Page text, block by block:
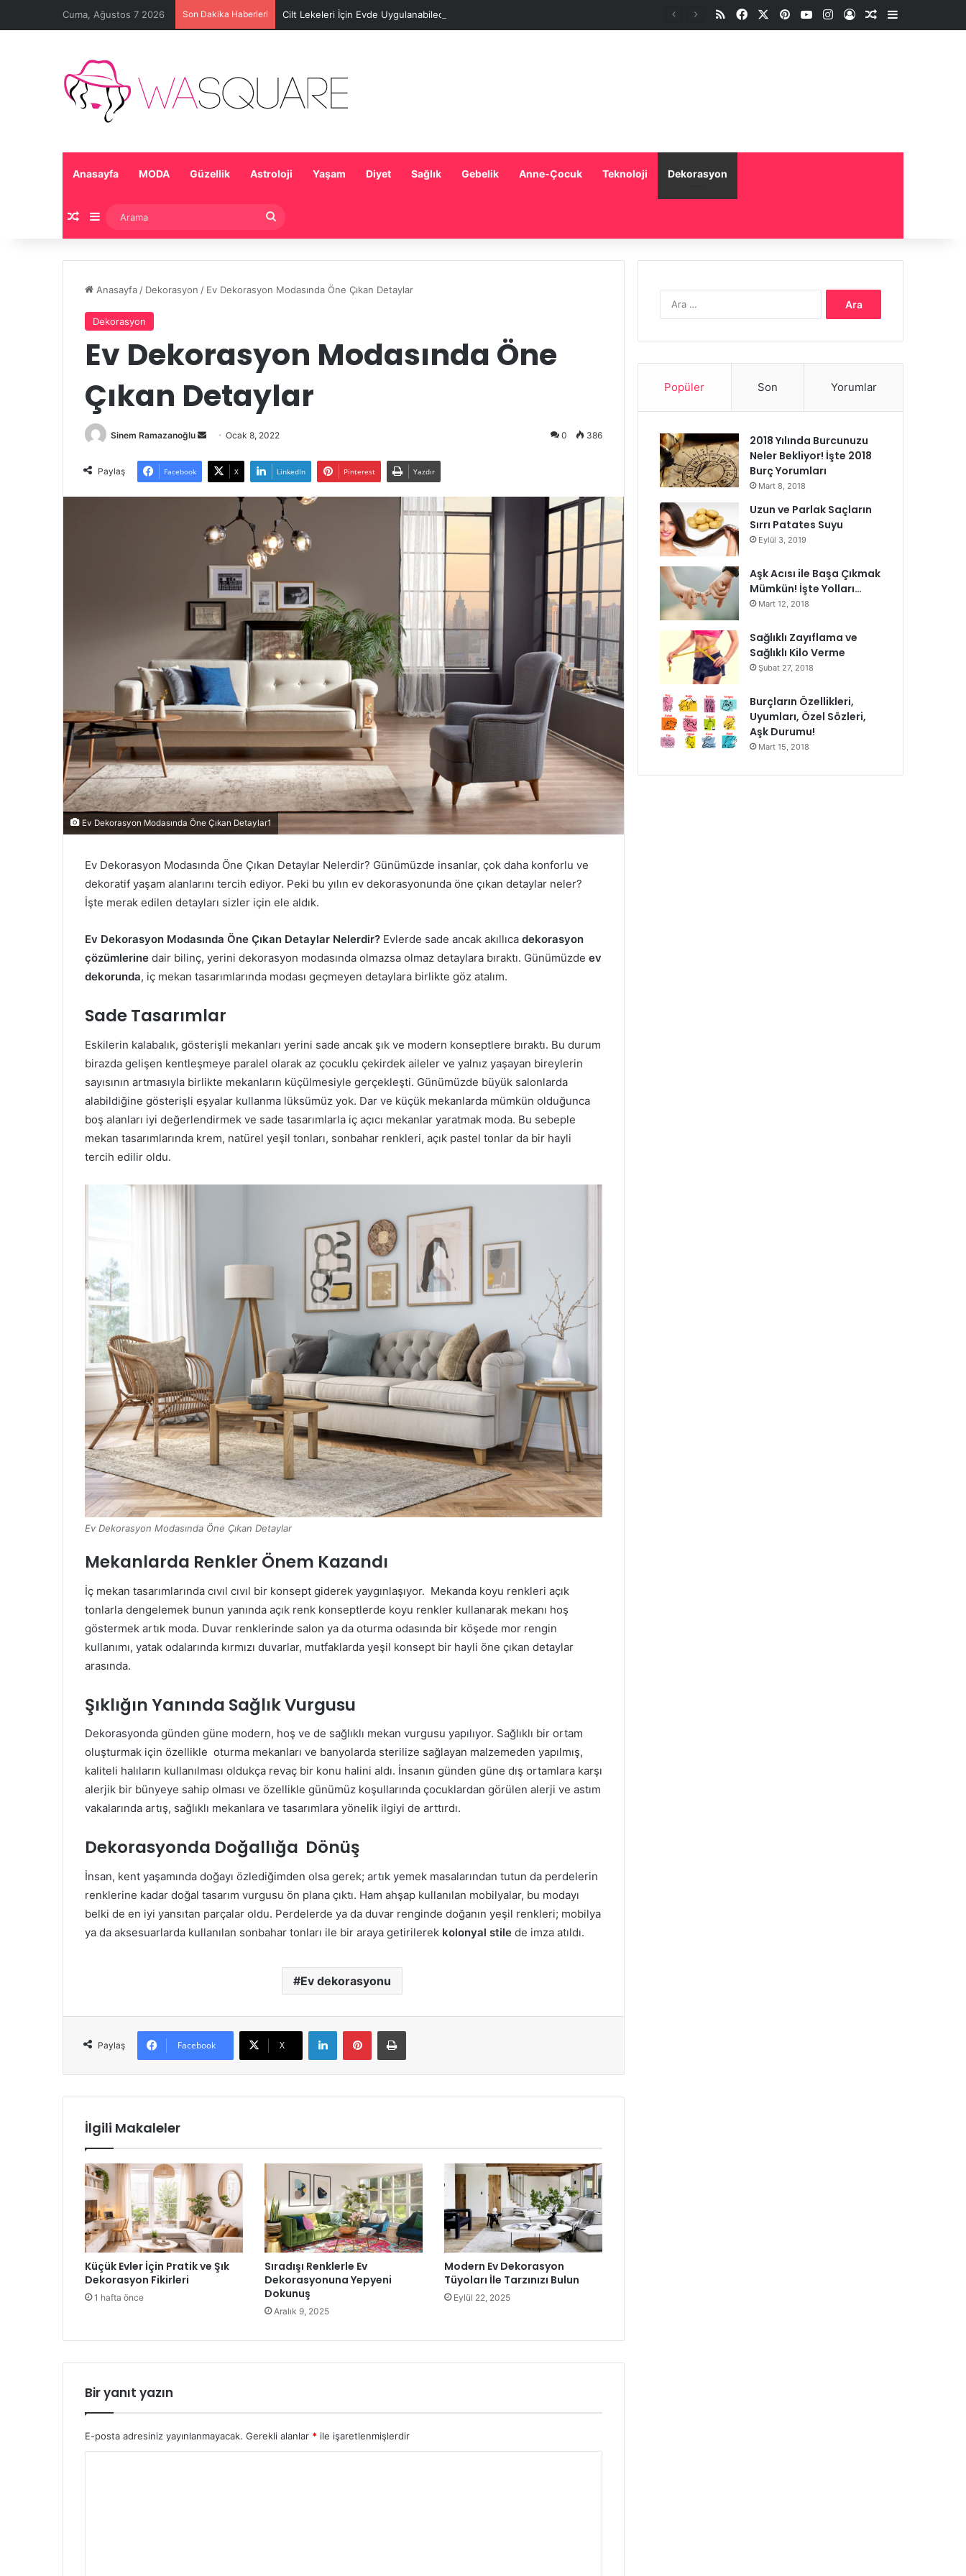
Cuma, Ağustos 7 2026 Son Dakika Haberleri Cilt Lekeleri İçin Evde Uygulanabilecek Basit Maskeler RSSFacebookPinterestYouTubeInstagramOturum aç
Rastgele Makale
Kenar
Anasayfa MODA Güzellik Astroloji Yaşam Diyet Sağlık Gebelik Anne-Çocuk Teknoloji Dekorasyon
Rastgele Makale
Kenar Bölmesi
Anasayfa / Dekorasyon / Ev Dekorasyon Modasında Öne Çıkan Detaylar
Dekorasyon
Ev Dekorasyon Modasında Öne
Çıkan Detaylar
Sinem Ramazanoğlu
Bir
posta
Ocak 8, 2022 0 386
Paylaş Facebook X LinkedIn Pinterest Yazdır
Ev Dekorasyon Modasında Öne Çıkan Detaylar1
Ev Dekorasyon Modasında Öne Çıkan Detaylar Nelerdir? Günümüzde insanlar, çok daha konforlu ve
dekoratif yaşam alanlarını tercih ediyor. Peki bu yılın ev dekorasyonunda öne çıkan detaylar neler?
İşte merak edilen detayları sizler için ele aldık.
Ev Dekorasyon Modasında Öne Çıkan Detaylar Nelerdir? Evlerde sade ancak akıllıca dekorasyon
çözümlerine dair bilinç, yerini dekorasyon modasında olmazsa olmaz detaylara bıraktı. Günümüzde ev
dekorunda, iç mekan tasarımlarında modası geçmeyen detaylara birlikte göz atalım.
Sade Tasarımlar
Eskilerin kalabalık, gösterişli mekanları yerini sade ancak şık ve modern konseptlere bıraktı. Bu durum
birazda gelişen kentleşmeye paralel olarak az çocuklu çekirdek aileler ve yalnız yaşayan bireylerin
sayısının artmasıyla birlikte mekanların küçülmesiyle gerçekleşti. Günümüzde büyük salonlarda
alabildiğine gösterişli eşyalar kullanma lüksümüz yok. Dar ve küçük mekanlarda mümkün olduğunca
boş alanları iyi değerlendirmek ve sade tasarımlarla iç açıcı mekanlar yaratmak moda. Bu sebeple
mekan tasarımlarında krem, natürel yeşil tonları, sonbahar renkleri, açık pastel tonlar da bir hayli
tercih edilir oldu.
Ev Dekorasyon Modasında Öne Çıkan Detaylar
Mekanlarda Renkler Önem Kazandı
İç mekan tasarımlarında cıvıl cıvıl bir konsept giderek yaygınlaşıyor. Mekanda koyu renkleri açık
tonlarla dengelemek bunun yanında açık renk konseptlerde koyu renkler kullanarak mekanı hoş
göstermek artık moda. Duvar renklerinde salon ya da oturma odasında bir köşede mor rengin
kullanımı, yatak odalarında kırmızı duvarlar, mutfaklarda yeşil konsept bir hayli öne çıkan detaylar
arasında.
Şıklığın Yanında Sağlık Vurgusu
Dekorasyonda günden güne modern, hoş ve de sağlıklı mekan vurgusu yapılıyor. Sağlıklı bir ortam
oluşturmak için özellikle oturma mekanları ve banyolarda sterilize sağlayan malzemeden yapılmış,
kaliteli halıların kullanılması oldukça revaç bir konu halini aldı. İnsanın günden güne dış ortamlara karşı
alerjik bir bünyeye sahip olması ve özellikle günümüz koşullarında çocuklardan görülen alerji ve astım
vakalarında artış, sağlıklı mekanlara ve tasarımlara yönelik ilgiyi de arttırdı.
Dekorasyonda Doğallığa Dönüş
İnsan, kent yaşamında doğayı özlediğimden olsa gerek; artık yemek masalarından tutun da perdelerin
renklerine kadar doğal tasarım vurgusu ön plana çıktı. Ham ahşap kullanılan mobilyalar, bu modayı
belki de en iyi yansıtan parçalar oldu. Perdelerde ya da duvar renginde doğanın yeşil renkleri; mobilya
ya da aksesuarlarda kullanılan sonbahar tonları ile bir araya getirilerek kolonyal stile de imza atıldı.
Ev dekorasyonu
Paylaş Facebook X
LinkedInPinterestYazdır
İlgili Makaleler
Küçük Evler İçin Pratik ve Şık
Dekorasyon Fikirleri
1 hafta önce
Sıradışı Renklerle Ev
Dekorasyonuna Yepyeni
Dokunuş
Aralık 9, 2025
Modern Ev Dekorasyon
Tüyoları İle Tarzınızı Bulun
Eylül 22, 2025
Bir yanıt yazın
E-posta adresiniz yayınlanmayacak. Gerekli alanlar * ile işaretlenmişlerdir
Popüler Son Yorumlar
2018 Yılında Burcunuzu
Neler Bekliyor! İşte 2018
Burç Yorumları
Mart 8, 2018
Uzun ve Parlak Saçların
Sırrı Patates Suyu
Eylül 3, 2019
Aşk Acısı ile Başa Çıkmak
Mümkün! İşte Yolları…
Mart 12, 2018
Sağlıklı Zayıflama ve
Sağlıklı Kilo Verme
Şubat 27, 2018
Burçların Özellikleri,
Uyumları, Özel Sözleri,
Aşk Durumu!
Mart 15, 2018